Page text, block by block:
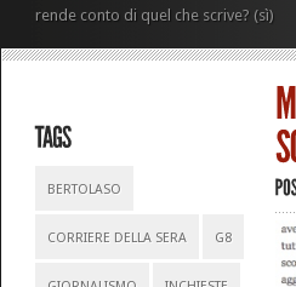
rende conto di quel che scrive? (sì)
BERTOLASO
CORRIERE DELLA SERA G8